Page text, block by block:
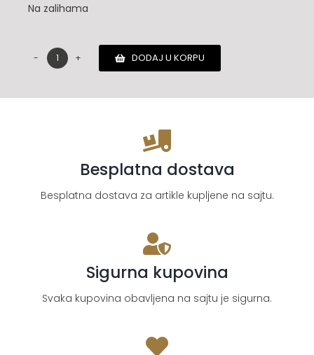
Na zalihama
Zadig
DODAJ U KORPU
Besplatna dostava
Besplatna dostava za artikle kupljene na sajtu.
Sigurna kupovina
Svaka kupovina obavljena na sajtu je sigurna.